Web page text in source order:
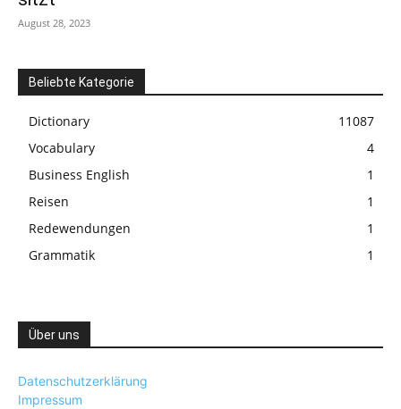
August 28, 2023
Beliebte Kategorie
Dictionary
11087
Vocabulary
4
Business English
1
Reisen
1
Redewendungen
1
Grammatik
1
Über uns
Datenschutzerklärung
Impressum